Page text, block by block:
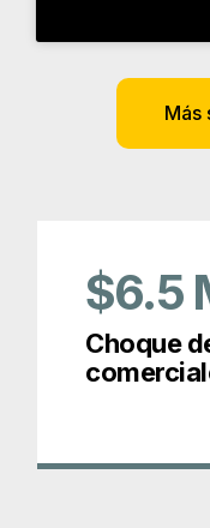
$6.5
Choque
Premios y